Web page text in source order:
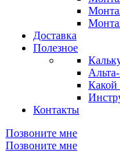
Доставка
Полезное
Какой
Контакты
Позвоните мне
Позвоните мне